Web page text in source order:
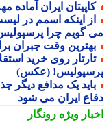
ایران آماده مهم
اینکه اسمم در لیست
گویم چرا پرسپولیس
وقت جبران برای
روی خرید
(عکس)
یک مدافع دیگر جذب
ایران می شود
ویژهرونگار